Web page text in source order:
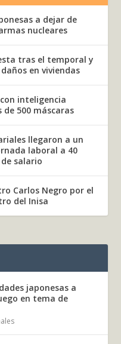
a dejar de
nucleares
tras el temporal y
en viviendas
inteligencia
500 máscaras
llegaron a un
laboral a 40
salario
Carlos Negro por el
del Inisa
japonesas a
en tema de